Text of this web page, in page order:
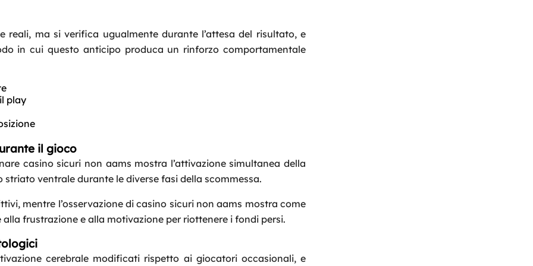
ma si verifica ugualmente durante l’attesa del risultato, e
in cui questo anticipo produca un rinforzo comportamentale
play
il gioco
casino sicuri non aams mostra l’attivazione simultanea della
ventrale durante le diverse fasi della scommessa.
mentre l’osservazione di casino sicuri non aams mostra come
frustrazione e alla motivazione per riottenere i fondi persi.
cerebrale modificati rispetto ai giocatori occasionali, e